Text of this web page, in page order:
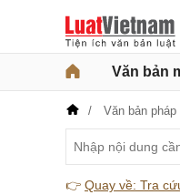
Văn bản
Văn bản pháp
👉 Quay về: Tra